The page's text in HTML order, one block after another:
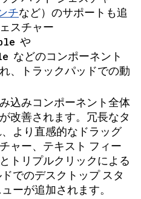
チなど）のサポートも追
スチャー
や
などのコンポーネント
、トラックパッドでの動
込みコンポーネント全体
改善されます。冗長なタ
より直感的なドラッグ
ャー、テキスト フィー
トリプルクリックによる
でのデスクトップ スタ
ーが追加されます。